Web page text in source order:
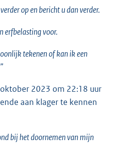
op en bericht u dan verder.
erfbelasting voor.
tekenen of kan ik een
2023 om 22:18 uur
aan klager te kennen
bij het doornemen van mijn